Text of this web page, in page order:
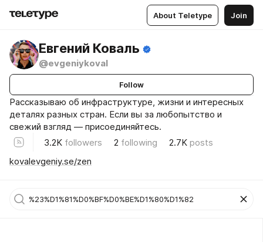
About Teletype Join
Евгений Коваль
@evgeniykoval
Follow
Рассказываю об инфраструктуре, жизни и интересных
деталях разных стран. Если вы за любопытство и
свежий взгляд — присоединяйтесь.
3.2K followers 2 following 2.7K posts
kovalevgeniy.se/zen